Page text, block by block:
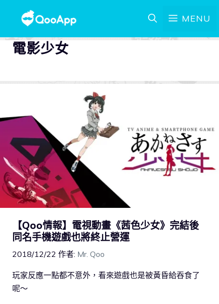
MENU
電影少女
【Qoo情報】電視動畫《茜色少女》完結後
同名手機遊戲也將終止營運
2018/12/22 作者: Mr. Qoo
玩家反應一點都不意外，看來遊戲也是被黃昏給吞食了
呢～